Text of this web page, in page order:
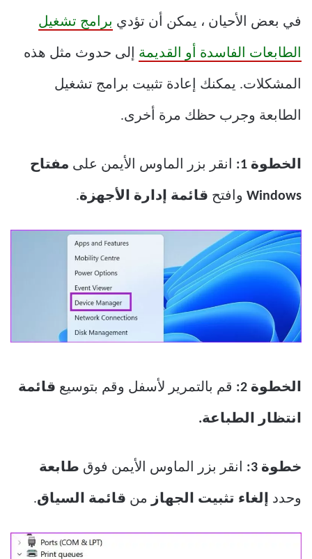
في بعض الأحيان ، يمكن أن تؤدي برامج تشغيل
الطابعات الفاسدة أو القديمة إلى حدوث مثل هذه
المشكلات. يمكنك إعادة تثبيت برامج تشغيل
الطابعة وجرب حظك مرة أخرى.
الخطوة 1: انقر بزر الماوس الأيمن على مفتاح
Windows وافتح قائمة إدارة الأجهزة.
الخطوة 2: قم بالتمرير لأسفل وقم بتوسيع قائمة
انتظار الطباعة.
خطوة 3: انقر بزر الماوس الأيمن فوق طابعة
وحدد إلغاء تثبيت الجهاز من قائمة السياق.